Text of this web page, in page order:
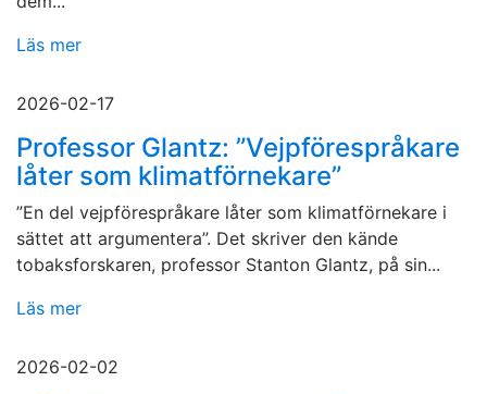
Läs mer
2026-02-17
Professor Glantz: ”Vejpförespråkare
låter som klimatförnekare”
”En del vejpförespråkare låter som klimatförnekare i
sättet att argumentera”. Det skriver den kände
tobaksforskaren, professor Stanton Glantz, på sin...
Läs mer
2026-02-02